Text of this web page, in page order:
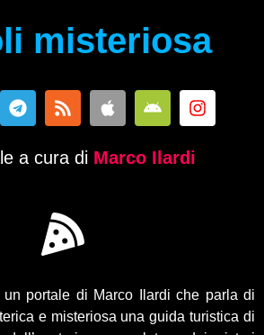
misteriosa
a cura di Marco Ilardi
portale di Marco Ilardi che parla di
e misteriosa una guida turistica di